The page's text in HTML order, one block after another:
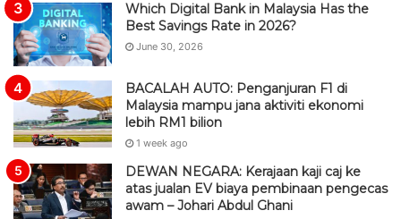
Which Digital Bank in Malaysia Has the
Best Savings Rate in 2026?
June 30, 2026
BACALAH AUTO: Penganjuran F1 di
Malaysia mampu jana aktiviti ekonomi
lebih RM1 bilion
1 week ago
DEWAN NEGARA: Kerajaan kaji caj ke
atas jualan EV biaya pembinaan pengecas
awam – Johari Abdul Ghani